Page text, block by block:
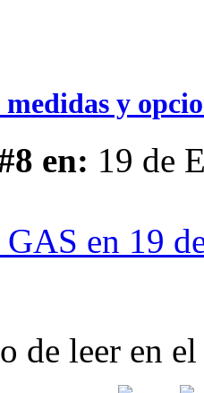
medidas y
en: 19 de
en 19
de leer en